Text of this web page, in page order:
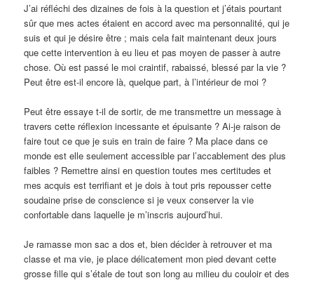
J’ai réfléchi des dizaines de fois à la question et j’étais pourtant
sûr que mes actes étaient en accord avec ma personnalité, qui je
suis et qui je désire être ; mais cela fait maintenant deux jours
que cette intervention à eu lieu et pas moyen de passer à autre
chose. Où est passé le moi craintif, rabaissé, blessé par la vie ?
Peut être est-il encore là, quelque part, à l’intérieur de moi ?
Peut être essaye t-il de sortir, de me transmettre un message à
travers cette réflexion incessante et épuisante ? Ai-je raison de
faire tout ce que je suis en train de faire ? Ma place dans ce
monde est elle seulement accessible par l’accablement des plus
faibles ? Remettre ainsi en question toutes mes certitudes et
mes acquis est terrifiant et je dois à tout pris repousser cette
soudaine prise de conscience si je veux conserver la vie
confortable dans laquelle je m’inscris aujourd’hui.
Je ramasse mon sac a dos et, bien décider à retrouver et ma
classe et ma vie, je place délicatement mon pied devant cette
grosse fille qui s’étale de tout son long au milieu du couloir et des